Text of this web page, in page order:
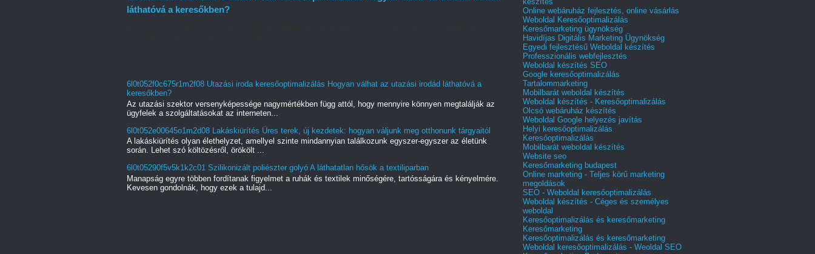
láthatóvá a keresőkben?
6l0t052f0c675r1m2f08 Utazási iroda keresőoptimalizálás Hogyan válhat az utazási irodád láthatóvá a
keresőkben?
Az utazási szektor versenyképessége nagymértékben függ attól, hogy mennyire könnyen megtalálják az
ügyfelek a szolgáltatásokat az interneten...
6l0t052e00645o1m2d08 Lakáskiürítés Üres terek, új kezdetek: hogyan váljunk meg otthonunk tárgyaitól
A lakáskiürítés olyan élethelyzet, amellyel szinte mindannyian találkozunk egyszer-egyszer az életünk
során. Lehet szó költözésről, örökölt ...
6l0t05290f5v5k1k2c01 Szilikonizált poliészter golyó A láthatatlan hősök a textiliparban
Manapság egyre többen fordítanak figyelmet a ruhák és textilek minőségére, tartósságára és kényelmére.
Kevesen gondolnák, hogy ezek a tulajd...
Online webáruház fejlesztés, online vásárlás
Weboldal Keresőoptimalizálás
Keresőmarketing ügynökség
Havidíjas Digitális Marketing Ügynökség
Egyedi fejlesztésű Weboldal készítés
Professzionális webfejlesztés
Weboldal készítés SEO
Google keresőoptimalizálás
Tartalommarketing
Mobilbarát weboldal készítés
Weboldal készítés - Keresőoptimalizálás
Olcsó webáruház készítés
Weboldal Google helyezés javítás
Helyi keresőoptimalizálás
Keresőoptimalizálás
Mobilbarát weboldal készítés
Website seo
Keresőmarketing budapest
Online marketing - Teljes körű marketing
megoldások
SEO - Weboldal keresőoptimalizálás
Weboldal készítés - Céges és személyes
weboldal
Keresőoptimalizálás és keresőmarketing
Keresőmarketing
Keresőoptimalizálás és keresőmarketing
Weboldal keresőoptimalizálás - Weoldal SEO